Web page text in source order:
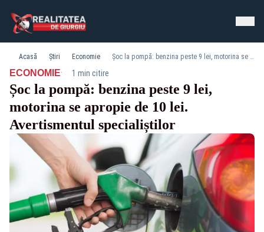
Acasă Știri Economie Șoc la pompă: benzina peste 9 lei, motorina se apropie de 10 lei. Avertismentul specialiștilor
ECONOMIE· 1 min citire
Șoc la pompă: benzina peste 9 lei,
motorina se apropie de 10 lei.
Avertismentul specialiștilor